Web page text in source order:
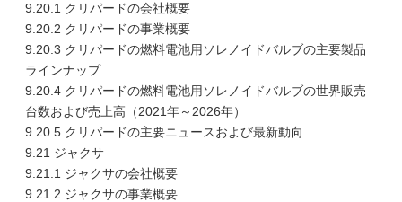
9.20.1 クリパードの会社概要
9.20.2 クリパードの事業概要
9.20.3 クリパードの燃料電池用ソレノイドバルブの主要製品
ラインナップ
9.20.4 クリパードの燃料電池用ソレノイドバルブの世界販売
台数および売上高（2021年～2026年）
9.20.5 クリパードの主要ニュースおよび最新動向
9.21 ジャクサ
9.21.1 ジャクサの会社概要
9.21.2 ジャクサの事業概要